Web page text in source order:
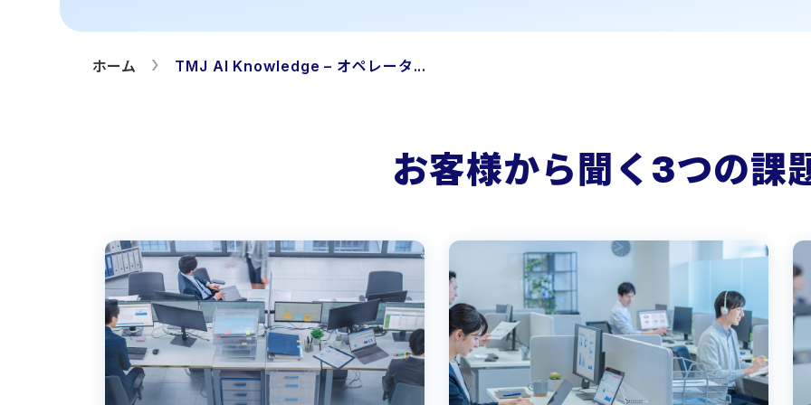
ホーム TMJ AI Knowledge – オペレータ...
お客様から聞く3つの課